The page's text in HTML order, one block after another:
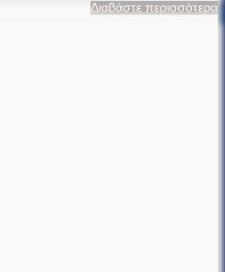
Διαβάστε περισσότερα